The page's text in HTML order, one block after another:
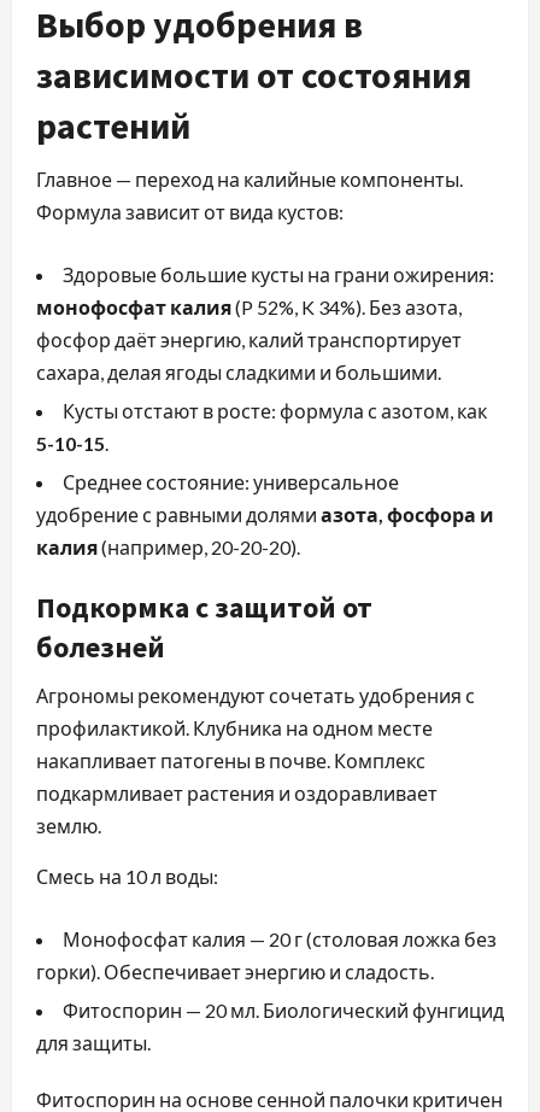
Выбор удобрения в
зависимости от состояния
растений
Главное — переход на калийные компоненты.
Формула зависит от вида кустов:
Здоровые большие кусты на грани ожирения:
монофосфат калия(P 52%, K 34%). Без азота,
фосфор даёт энергию, калий транспортирует
сахара, делая ягоды сладкими и большими.
Кусты отстают в росте: формула с азотом, как
5-10-15.
Среднее состояние: универсальное
удобрение с равными долями азота, фосфора и
калия(например, 20-20-20).
Подкормка с защитой от
болезней
Агрономы рекомендуют сочетать удобрения с
профилактикой. Клубника на одном месте
накапливает патогены в почве. Комплекс
подкармливает растения и оздоравливает
землю.
Смесь на 10 л воды:
Монофосфат калия — 20 г (столовая ложка без
горки). Обеспечивает энергию и сладость.
Фитоспорин — 20 мл. Биологический фунгицид
для защиты.
Фитоспорин на основе сенной палочки критичен